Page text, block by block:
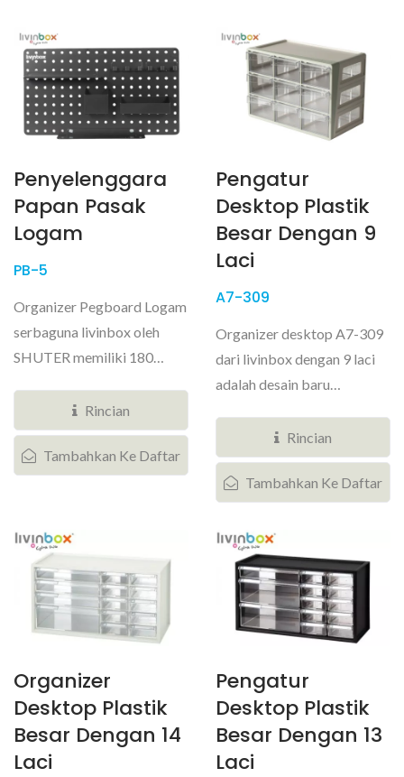
Penyelenggara
Papan Pasak
Logam
PB-5
Organizer Pegboard Logam
serbaguna livinbox oleh
SHUTER memiliki 180
penyimpanan...Rincian
Tambahkan Ke Daftar
Pengatur
Desktop Plastik
Besar Dengan 9
Laci
A7-309
Organizer desktop A7-309
dari livinbox dengan 9 laci
adalah desain baru
Rincian
Tambahkan Ke Daftar
Organizer
Desktop Plastik
Besar Dengan 14
Laci
Pengatur
Desktop Plastik
Besar Dengan 13
Laci